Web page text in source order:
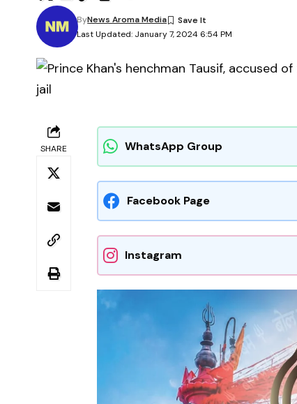
Last Updated: January 7, 2024 6:54 PM
ByNews Aroma Media
SHARE WhatsApp Group
Facebook Page
Instagram